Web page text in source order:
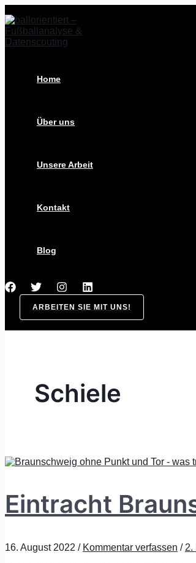
Zum
Inhalt
springen
Home
Über uns
Unsere Arbeit
Kontakt
Blog
ARBEITEN SIE MIT UNS!
Schiele
Eintracht
16. August 2022 / Kommentar verfassen / 2.
Eintracht
Braunschweig
punkt-
und
torlos: